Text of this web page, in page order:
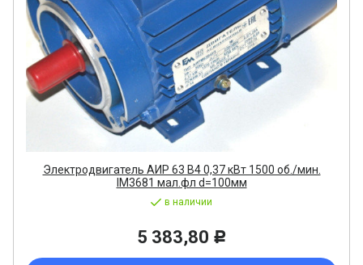
Электродвигатель АИР 63 В4 0,37 кВт 1500 об./мин.
IM3681 мал.фл d=100мм
в наличии
5 383,80 Р